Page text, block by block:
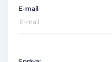
E-mail